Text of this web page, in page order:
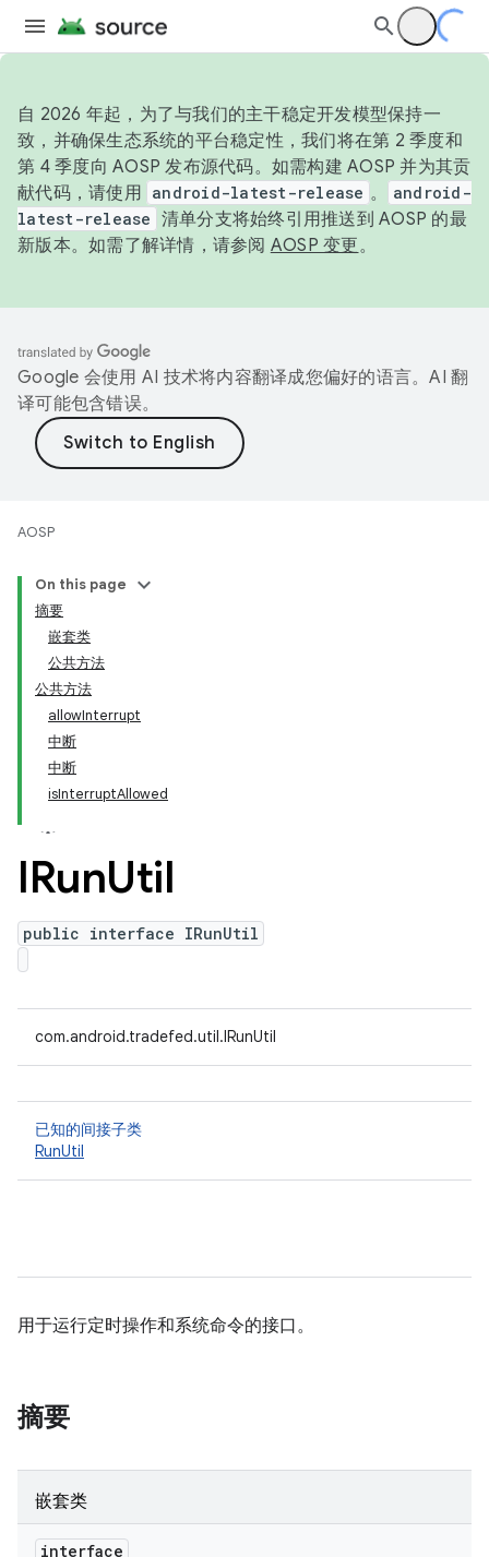
自 2026 年起，为了与我们的主干稳定开发模型保持一
致，并确保生态系统的平台稳定性，我们将在第 2 季度和
第 4 季度向 AOSP 发布源代码。如需构建 AOSP 并为其贡
献代码，请使用 android-latest-release 。
android-
latest-release 清单分支将始终引用推送到 AOSP 的最
新版本。如需了解详情，请参阅 AOSP 变更。
Google 会使用 AI 技术将内容翻译成您偏好的语言。AI 翻
译可能包含错误。
AOSP
On this page
摘要
嵌套类
公共方法
公共方法
allowInterrupt
中断
中断
isInterruptAllowed
IRunUtil
public interface IRunUtil
com.android.tradefed.util.IRunUtil
已知的间接子类
RunUtil
用于运行定时操作和系统命令的接口。
摘要
嵌套类
interface